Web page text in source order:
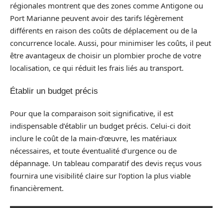
régionales montrent que des zones comme Antigone ou
Port Marianne peuvent avoir des tarifs légèrement
différents en raison des coûts de déplacement ou de la
concurrence locale. Aussi, pour minimiser les coûts, il peut
être avantageux de choisir un plombier proche de votre
localisation, ce qui réduit les frais liés au transport.
Établir un budget précis
Pour que la comparaison soit significative, il est
indispensable d’établir un budget précis. Celui-ci doit
inclure le coût de la main-d’œuvre, les matériaux
nécessaires, et toute éventualité d’urgence ou de
dépannage. Un tableau comparatif des devis reçus vous
fournira une visibilité claire sur l’option la plus viable
financièrement.